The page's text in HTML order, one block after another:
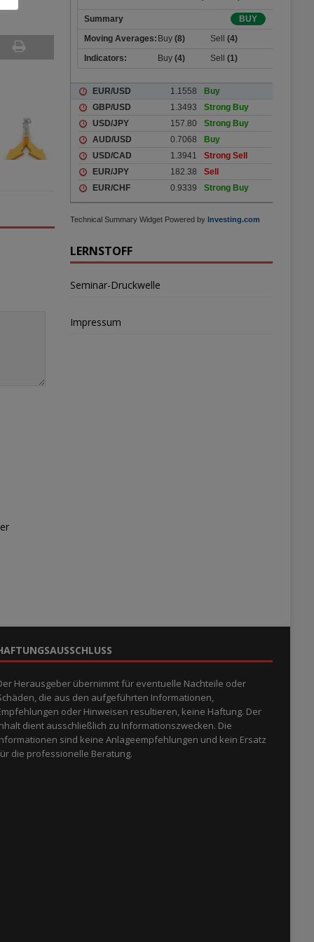
Technical Summary Widget Powered by Investing.com
LERNSTOFF
Seminar-Druckwelle
Impressum
Herausgeber übernimmt für eventuelle Nachteile oder
die aus den aufgeführten Informationen,
oder Hinweisen resultieren, keine Haftung. Der
dient ausschließlich zu Informationszwecken. Die
sind keine Anlageempfehlungen und kein Ersatz
die professionelle Beratung.